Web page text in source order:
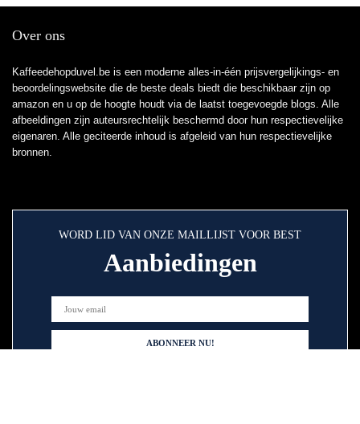
Over ons
Kaffeedehopduvel.be is een moderne alles-in-één prijsvergelijkings- en
beoordelingswebsite die de beste deals biedt die beschikbaar zijn op
amazon en u op de hoogte houdt via de laatst toegevoegde blogs. Alle
afbeeldingen zijn auteursrechtelijk beschermd door hun respectievelijke
eigenaren. Alle geciteerde inhoud is afgeleid van hun respectievelijke
bronnen.
WORD LID VAN ONZE MAILLIJST VOOR BEST
Aanbiedingen